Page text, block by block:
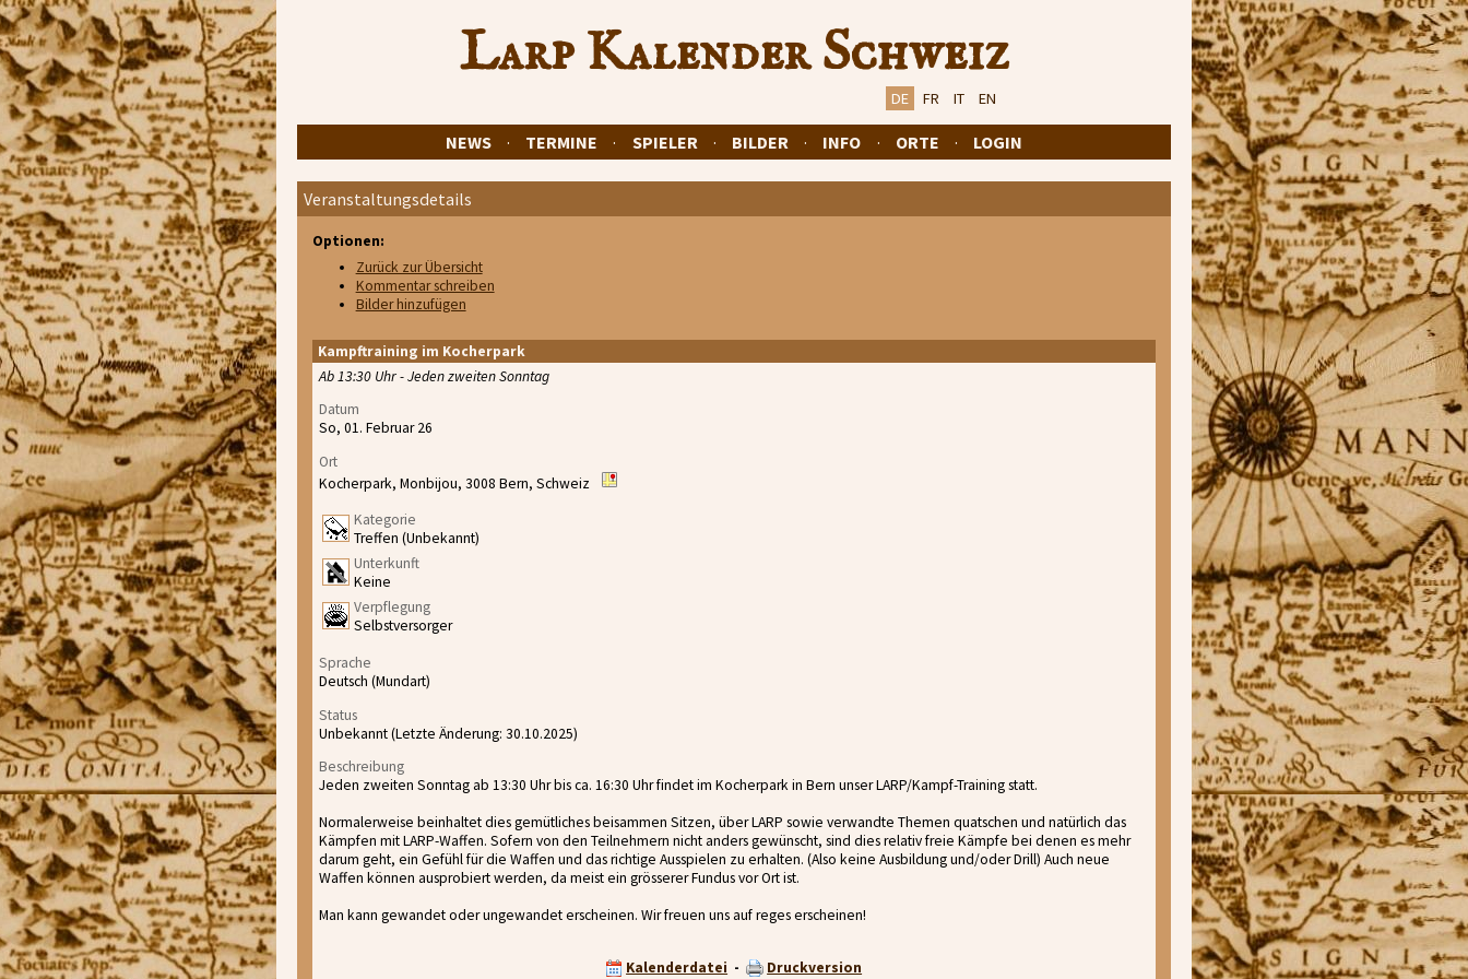
Larp Kalender Schweiz
DE FR IT EN
NEWS · TERMINE · SPIELER · BILDER · INFO · ORTE · LOGIN
Veranstaltungsdetails
Optionen:
Zurück zur Übersicht
Kommentar schreiben
Bilder hinzufügen
Kampftraining im Kocherpark
Ab 13:30 Uhr - Jeden zweiten Sonntag
Datum
So, 01. Februar 26
Ort
Kocherpark, Monbijou, 3008 Bern, Schweiz
Kategorie
Treffen (Unbekannt)
Unterkunft
Keine
Verpflegung
Selbstversorger
Sprache
Deutsch (Mundart)
Status
Unbekannt (Letzte Änderung: 30.10.2025)
Beschreibung
Jeden zweiten Sonntag ab 13:30 Uhr bis ca. 16:30 Uhr findet im Kocherpark in Bern unser LARP/Kampf-Training statt.
Normalerweise beinhaltet dies gemütliches beisammen Sitzen, über LARP sowie verwandte Themen quatschen und natürlich das
Kämpfen mit LARP-Waffen. Sofern von den Teilnehmern nicht anders gewünscht, sind dies relativ freie Kämpfe bei denen es mehr
darum geht, ein Gefühl für die Waffen und das richtige Ausspielen zu erhalten. (Also keine Ausbildung und/oder Drill) Auch neue
Waffen können ausprobiert werden, da meist ein grösserer Fundus vor Ort ist.
Man kann gewandet oder ungewandet erscheinen. Wir freuen uns auf reges erscheinen!
Kalenderdatei - Druckversion